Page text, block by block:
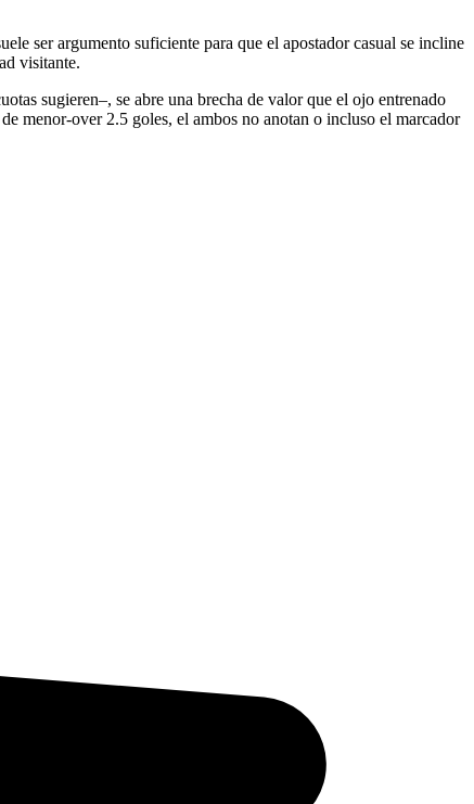
ser argumento suficiente para que el apostador casual se incline
visitante.
sugieren–, se abre una brecha de valor que el ojo entrenado
menor-over 2.5 goles, el ambos no anotan o incluso el marcador